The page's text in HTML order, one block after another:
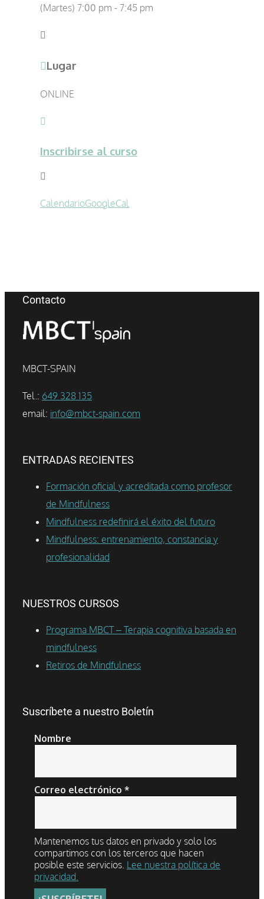
(Martes) 7:00 pm - 7:45 pm
Lugar
ONLINE
Inscribirse al curso
CalendarioGoogleCal
Contacto
MBCT-SPAIN
Tel.: 649 328 135
email: info@mbct-spain.com
ENTRADAS RECIENTES
Formación oficial y acreditada como profesor
de Mindfulness
Mindfulness redefinirá el éxito del futuro
Mindfulness: entrenamiento, constancia y
profesionalidad
NUESTROS CURSOS
Programa MBCT – Terapia cognitiva basada en
mindfulness
Retiros de Mindfulness
Suscríbete a nuestro Boletín
Nombre
Correo electrónico *
Mantenemos tus datos en privado y solo los
compartimos con los terceros que hacen
posible este servicios. Lee nuestra política de
privacidad.